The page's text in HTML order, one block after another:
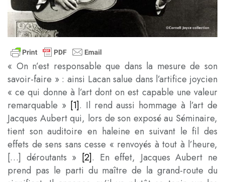
« On n’est responsable que dans la mesure de son
savoir-faire » : ainsi Lacan salue dans l’artifice joycien
« ce qui donne à l’art dont on est capable une valeur
remarquable » [1]. Il rend aussi hommage à l’art de
Jacques Aubert qui, lors de son exposé au Séminaire,
tient son auditoire en haleine en suivant le fil des
effets de sens sans cesse « renvoyés à tout à l’heure,
[…] déroutants » [2]. En effet, Jacques Aubert ne
prend pas le parti du maître de la grand-route du